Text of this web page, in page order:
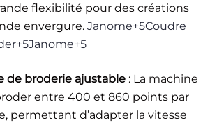
flexibilité pour des créations
envergure. Janome+5Coudre
de broderie ajustable : La machine
entre 400 et 860 points par
permettant d’adapter la vitesse